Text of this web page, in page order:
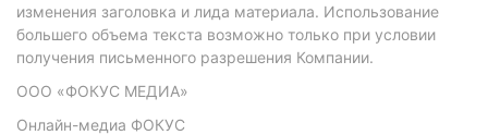
изменения заголовка и лида материала. Использование
большего объема текста возможно только при условии
получения письменного разрешения Компании.
ООО «ФОКУС МЕДИА»
Онлайн-медиа ФОКУС